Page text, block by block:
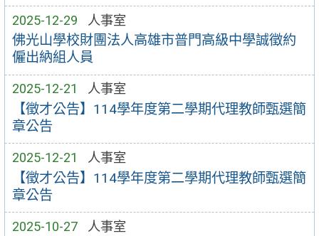
2025-12-29 人事室
佛光山學校財團法人高雄市普門高級中學誠徵約
僱出納組人員
2025-12-21 人事室
【徵才公告】114學年度第二學期代理教師甄選簡
章公告
2025-12-21 人事室
【徵才公告】114學年度第二學期代理教師甄選簡
章公告
2025-10-27 人事室